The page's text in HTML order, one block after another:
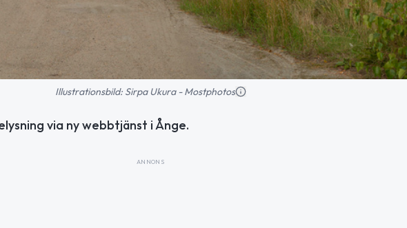
Illustrationsbild: Sirpa Ukura - Mostphotos
via ny webbtjänst i Ånge.
ANNONS